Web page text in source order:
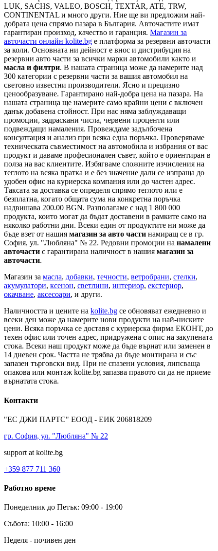
LUK, SACHS, VALEO, BOSCH, TEXTAR, ATE, TRW,
CONTINENTAL и много други. Ние ще ви предложим най-
добрата цена спрямо пазара в България. Авточастите имат
гарантиран произход, качество и гаранция. Магазин за
авточасти онлайн kolite.bg е платформа за резервни авточасти
за коли. Основната ни дейност е внос и дистрибуция на
резервни авто части за всички марки автомобили както и
масла и филтри. В нашата страница може да намерите над
300 категории с резервни части за вашия автомобил на
световно известни производители. Ясно и прецизно
ценообразуване. Гарантирано най-добра цена на пазара. На
нашата страница ще намерите само крайни цени с включен
данък добавена стойност. При нас няма заблуждаващи
промоции, задраскани числа, червени проценти или
подвеждащи намаления. Провеждаме задълбочена
консултация и анализ при всяка една поръчка. Проверяваме
техническата съвместимост на автомобила и избрания от вас
продукт и даваме професионален съвет, който е ориентиран в
полза на вас клиентите. Избягваме сложните изчисления на
теглото на всяка пратка и е без значение дали се изпраща до
удобен офис на куриерска компания или до частен адрес.
Таксата за доставка се определя спрямо теглото или е
безплатна, когато общата сума на конкретна поръчка
надвишава 200.00 BGN. Разполагаме с над 1 800 000
продукта, които могат да бъдат доставени в рамките само на
няколко работни дни. Всеки един от продуктите ни може да
бъде взет от нашия магазин за авто части намиращ се в гр.
София, ул. "Любляна" № 22. Редовни промоции на намалени
авточасти с гарантирана наличност в нашия магазин за
авточасти.
Магазин за масла, добавки, течности, ветробрани, стелки,
акумулатори, ксенон, светлини, интериор, екстериор,
окачване, аксесоари, и други.
Наличността и цените на kolite.bg се обновяват ежедневно и
всеки ден може да намерите нови продукти на най-ниските
цени. Всяка поръчка се доставя с куриерска фирма ЕКОНТ, до
техен офис или точен адрес, придружена с опис на закупената
стока. Всеки наш продукт може да бъде върнат или заменен в
14 дневен срок. Частта не трябва да бъде монтирана и със
запазен търговски вид. При не спазени условия, липсваща
опакова или монтаж kolite.bg запазва правото си да не приеме
върнатата стока.
Контакти
"ЕС ДЖИ ПАРТС" ЕООД - ЕИК 206818209
гр. София, ул. "Любляна" № 22
support at kolite.bg
+359 877 711 360
Работно време
Понеделник до Петък: 09:00 - 19:00
Събота: 10:00 - 16:00
Неделя - почивен ден